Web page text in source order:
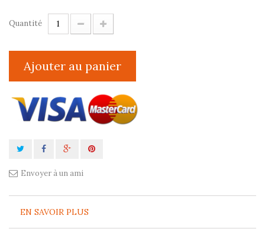
Quantité
Ajouter au panier
Envoyer à un ami
EN SAVOIR PLUS